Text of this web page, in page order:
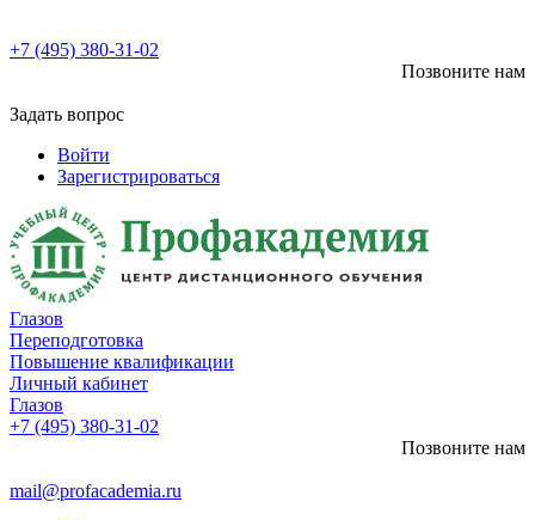
+7 (495) 380-31-02
Позвоните нам
Задать вопрос
Войти
Зарегистрироваться
Глазов
Переподготовка
Повышение квалификации
Личный кабинет
Глазов
+7 (495) 380-31-02
Позвоните нам
mail@profacademia.ru